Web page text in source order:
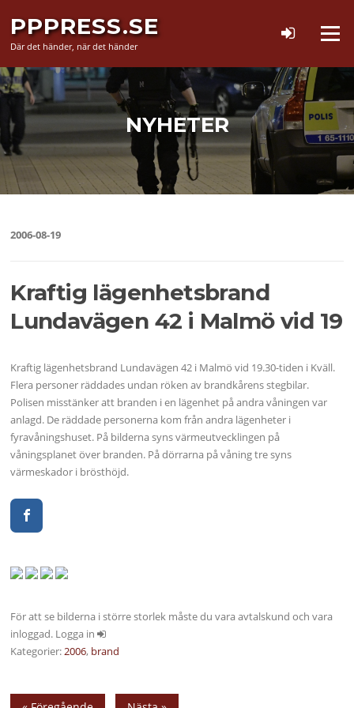
innehåll
PPPRESS.SE
Där det händer, när det händer
Meny
NYHETER
2006-08-19
Kraftig lägenhetsbrand
Lundavägen 42 i Malmö vid 19
Kraftig lägenhetsbrand Lundavägen 42 i Malmö vid 19.30-tiden i Kväll.
Flera personer räddades undan röken av brandkårens stegbilar.
Polisen misstänker att branden i en lägenhet på andra våningen var
anlagd. De räddade personerna kom från andra lägenheter i
fyravåningshuset. På bilderna syns värmeutvecklingen på
våningsplanet över branden. På dörrarna på våning tre syns
värmeskador i brösthöjd.
För att se bilderna i större storlek måste du vara avtalskund och vara
inloggad. Logga in
Kategorier:2006, brand